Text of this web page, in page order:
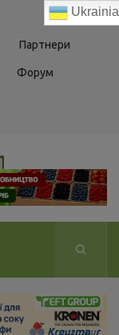
Партнери
Форум